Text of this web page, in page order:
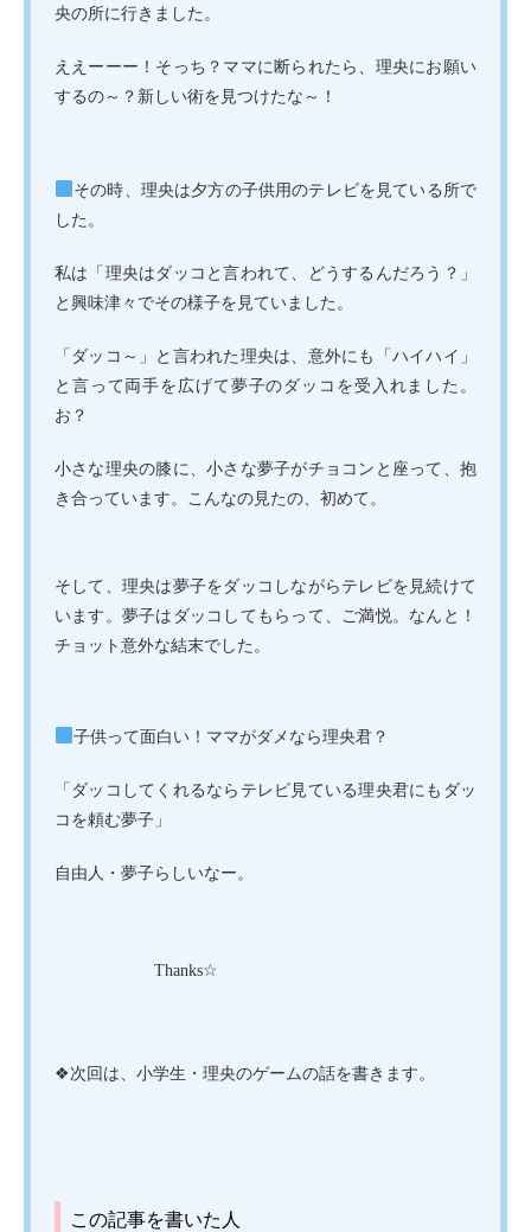
央の所に行きました。
ええーーー！そっち？ママに断られたら、理央にお願い
するの～？新しい術を見つけたな～！
その時、理央は夕方の子供用のテレビを見ている所で
した。
私は「理央はダッコと言われて、どうするんだろう？」
と興味津々でその様子を見ていました。
「ダッコ～」と言われた理央は、意外にも「ハイハイ」
と言って両手を広げて夢子のダッコを受入れました。
お？
小さな理央の膝に、小さな夢子がチョコンと座って、抱
き合っています。こんなの見たの、初めて。
そして、理央は夢子をダッコしながらテレビを見続けて
います。夢子はダッコしてもらって、ご満悦。なんと！
チョット意外な結末でした。
子供って面白い！ママがダメなら理央君？
「ダッコしてくれるならテレビ見ている理央君にもダッ
コを頼む夢子」
自由人・夢子らしいなー。
Thanks☆
❖次回は、小学生・理央のゲームの話を書きます。
この記事を書いた人